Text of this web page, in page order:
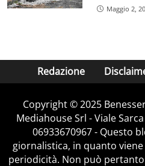
Maggio 2,
Redazione
Copyright © 2025
Mediahouse Srl - Viale
06933670967 - Questo
giornalistica, in quanto
periodicità. Non può